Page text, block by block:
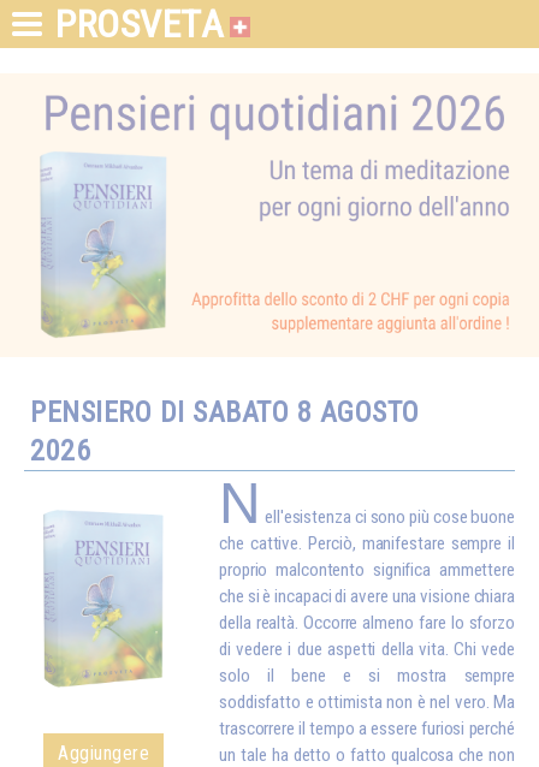
PROSVETA
PENSIERO DI SABATO 8 AGOSTO
2026
Aggiungere
N ell'esistenza ci sono più cose buone
che cattive. Perciò, manifestare sempre il
proprio malcontento significa ammettere
che si è incapaci di avere una visione chiara
della realtà. Occorre almeno fare lo sforzo
di vedere i due aspetti della vita. Chi vede
solo il bene e si mostra sempre
soddisfatto e ottimista non è nel vero. Ma
trascorrere il tempo a essere furiosi perché
un tale ha detto o fatto qualcosa che non